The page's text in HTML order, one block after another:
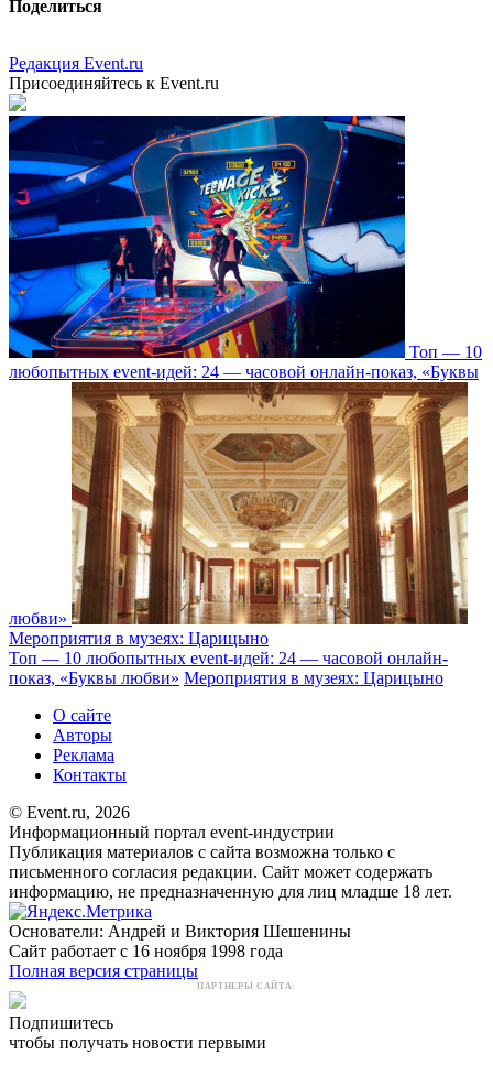
Поделиться
Редакция Event.ru
Присоединяйтесь к Event.ru
Топ — 10
любопытных event-идей: 24 — часовой онлайн-показ, «Буквы
любви»
Мероприятия в музеях: Царицыно
Топ — 10 любопытных event-идей: 24 — часовой онлайн-
показ, «Буквы любви» Мероприятия в музеях: Царицыно
О сайте
Авторы
Реклама
Контакты
© Event.ru, 2026
Информационный портал event-индустрии
Публикация материалов с сайта возможна только с
письменного согласия редакции. Сайт может содержать
информацию, не предназначенную для лиц младше 18 лет.
Основатели: Андрей и Виктория Шешенины
Сайт работает с 16 ноября 1998 года
Полная версия страницы
ПАРТНЕРЫ САЙТА:
Подпишитесь
чтобы получать новости первыми